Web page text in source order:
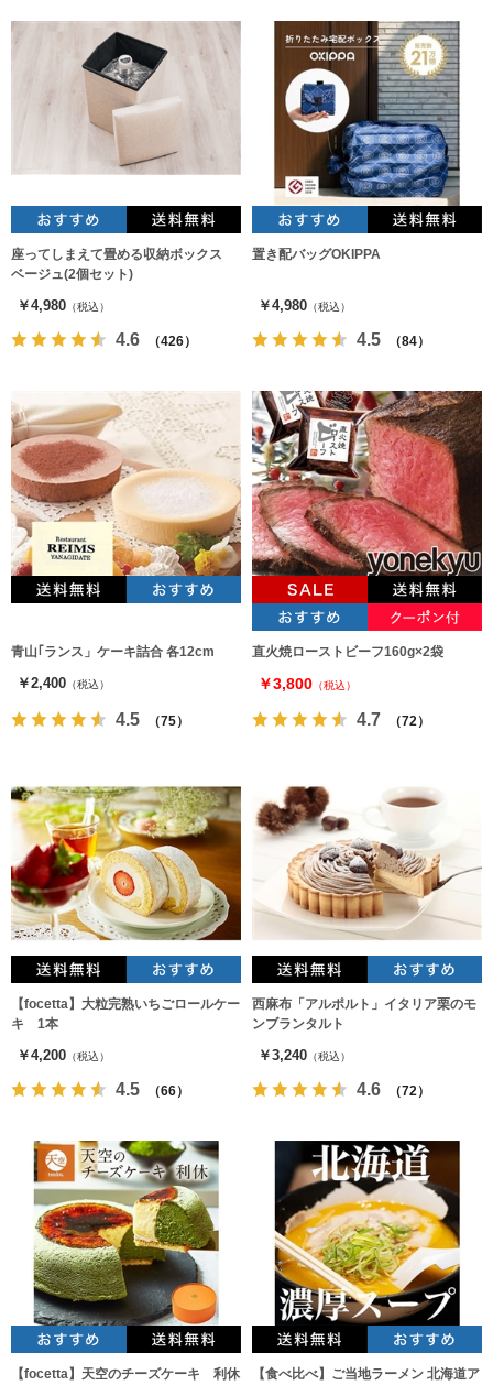
座ってしまえて畳める収納ボックス
ベージュ(2個セット)
￥4,980 （税込）
4.6 （426）
置き配バッグOKIPPA
￥4,980 （税込）
4.5 （84）
青山｢ランス」ケーキ詰合 各12cm
￥2,400 （税込）
4.5 （75）
直火焼ローストビーフ160g×2袋
￥3,800 （税込）
4.7 （72）
【focetta】大粒完熟いちごロールケー
キ 1本
￥4,200 （税込）
4.5 （66）
西麻布「アルポルト」イタリア栗のモ
ンブランタルト
￥3,240 （税込）
4.6 （72）
【focetta】天空のチーズケーキ 利休
【食べ比べ】ご当地ラーメン 北海道ア